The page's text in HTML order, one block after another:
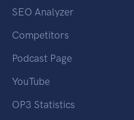
SEO Analyzer
Competitors
Podcast Page
YouTube
OP3 Statistics